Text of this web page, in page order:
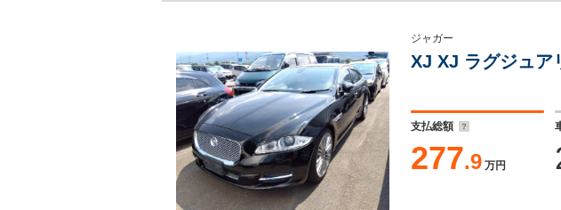
ジャガー
XJ XJ ラグジュア
支払総額
277.9 万円